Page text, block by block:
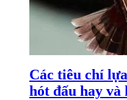
Các tiêu chí
hót đấu hay và